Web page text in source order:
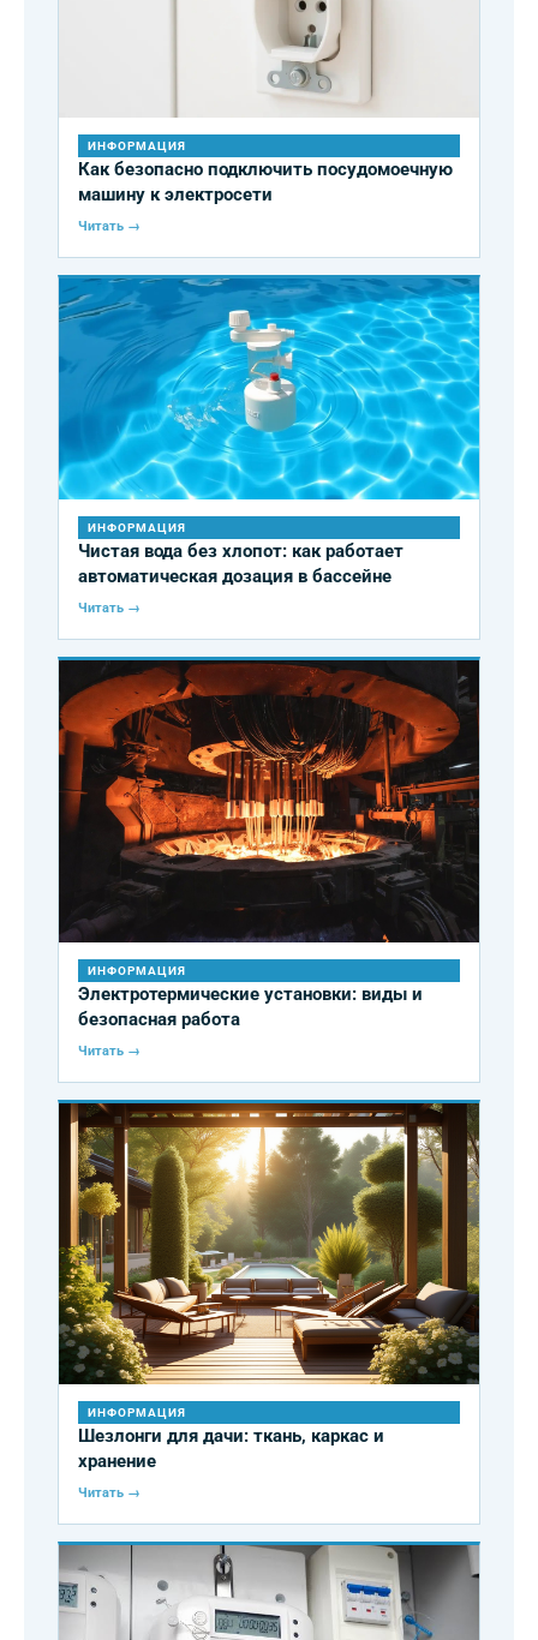
ИНФОРМАЦИЯ
Как безопасно подключить посудомоечную
машину к электросети
Читать →
ИНФОРМАЦИЯ
Чистая вода без хлопот: как работает
автоматическая дозация в бассейне
Читать →
ИНФОРМАЦИЯ
Электротермические установки: виды и
безопасная работа
Читать →
ИНФОРМАЦИЯ
Шезлонги для дачи: ткань, каркас и
хранение
Читать →